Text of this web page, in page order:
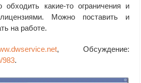
какие-то ограничения и
Можно поставить и
на работе.
, Обсуждение:
983.